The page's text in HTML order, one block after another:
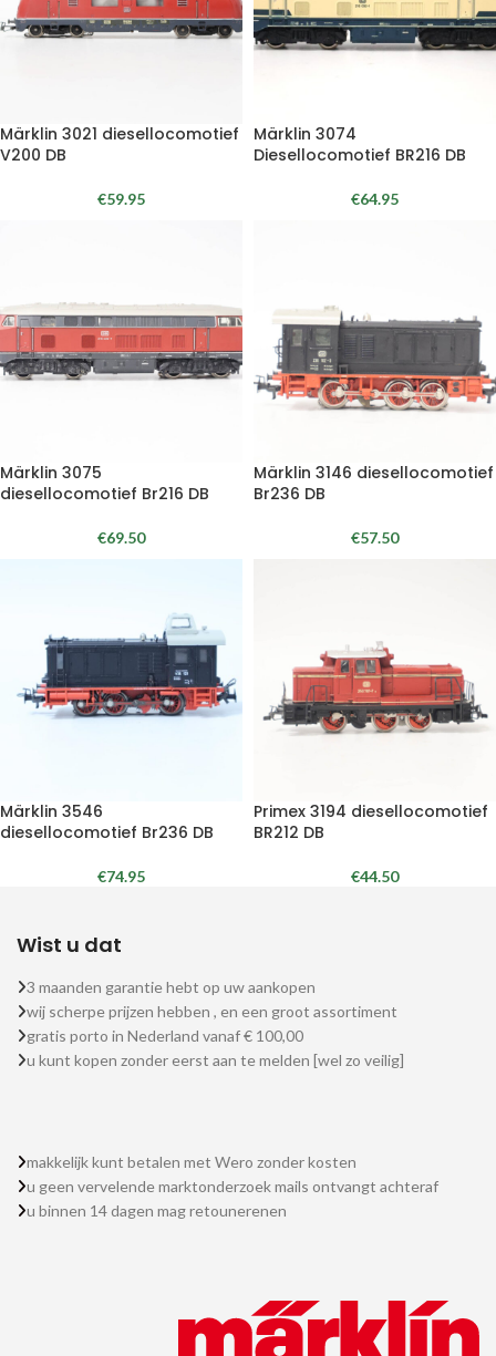
Märklin 3021 diesellocomotief
V200 DB
€59.95
Märklin 3074
Diesellocomotief BR216 DB
€64.95
Märklin 3075
diesellocomotief Br216 DB
€69.50
Märklin 3146 diesellocomotief
Br236 DB
€57.50
Märklin 3546
diesellocomotief Br236 DB
€74.95
Primex 3194 diesellocomotief
BR212 DB
€44.50
Wist u dat
3 maanden garantie hebt op uw aankopen
wij scherpe prijzen hebben , en een groot assortiment
gratis porto in Nederland vanaf € 100,00
u kunt kopen zonder eerst aan te melden [wel zo veilig]
makkelijk kunt betalen met Wero zonder kosten
u geen vervelende marktonderzoek mails ontvangt achteraf
u binnen 14 dagen mag retounerenen